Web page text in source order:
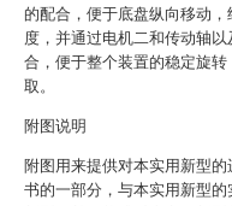
的配合，便于底盘纵向移动
度，并通过电机二和传动轴
合，便于整个装置的稳定旋
取。
附图说明
附图用来提供对本实用新型
书的一部分，与本实用新型